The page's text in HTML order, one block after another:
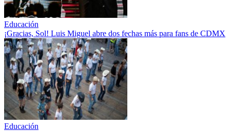
Educación
¡Gracias, Sol! Luis Miguel abre dos fechas más para fans de CDMX
Educación